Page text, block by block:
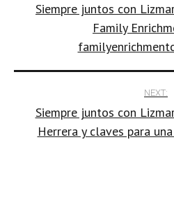
navigation
Siempre juntos con
Family
NEXT:
Siempre juntos con
Herrera y claves para